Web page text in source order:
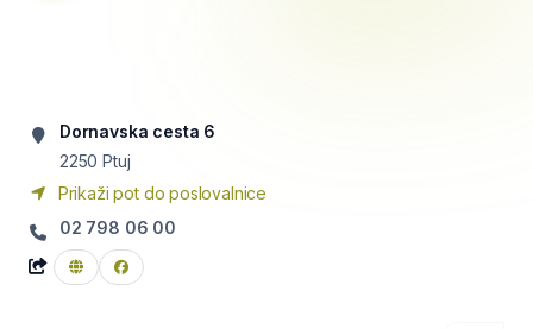
Dornavska cesta 6
2250 Ptuj
Prikaži pot do poslovalnice
02 798 06 00